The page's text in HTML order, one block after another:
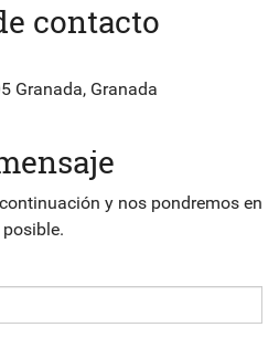
contacto
Granada, Granada
y nos pondremos en